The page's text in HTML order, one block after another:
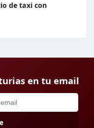
de taxi con
en tu email